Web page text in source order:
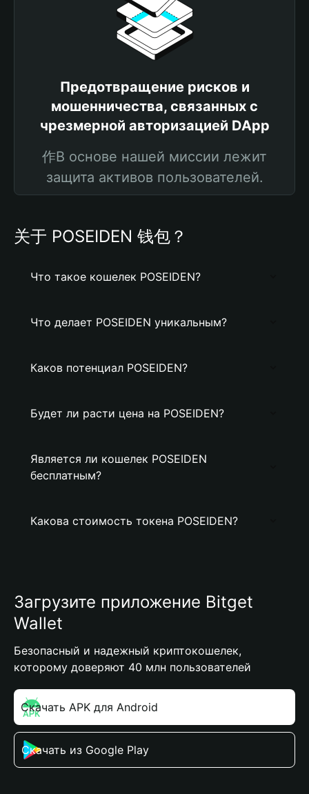
Предотвращение рисков и
мошенничества, связанных с
чрезмерной авторизацией DApp
作В основе нашей миссии лежит
защита активов пользователей.
关于 POSEIDEN 钱包？
Что такое кошелек POSEIDEN?
Что делает POSEIDEN уникальным?
Каков потенциал POSEIDEN?
Будет ли расти цена на POSEIDEN?
Является ли кошелек POSEIDEN
бесплатным?
Какова стоимость токена POSEIDEN?
Загрузите приложение Bitget
Wallet
Безопасный и надежный криптокошелек,
которому доверяют 40 млн пользователей
Скачать APK для Android
Скачать из Google Play